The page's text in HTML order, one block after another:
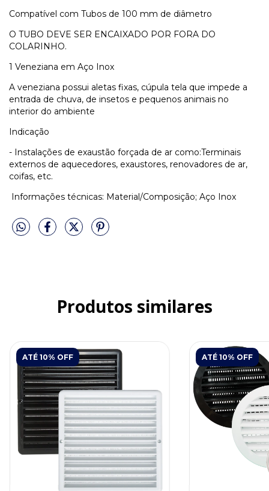
Compatível com Tubos de 100 mm de diâmetro
O TUBO DEVE SER ENCAIXADO POR FORA DO
COLARINHO.
1 Veneziana em Aço Inox
A veneziana possui aletas fixas, cúpula tela que impede a
entrada de chuva, de insetos e pequenos animais no
interior do ambiente
Indicação
- Instalações de exaustão forçada de ar como:Terminais
externos de aquecedores, exaustores, renovadores de ar,
coifas, etc.
Informações técnicas: Material/Composição; Aço Inox
Produtos similares
ATÉ 10% OFF ATÉ 10% OFF